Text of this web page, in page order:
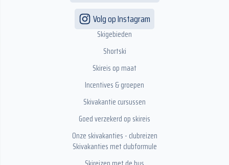
Volg op Instagram
Skigebieden
Shortski
Skireis op maat
Incentives & groepen
Skivakantie cursussen
Goed verzekerd op skireis
Onze skivakanties - clubreizen
Skivakanties met clubformule